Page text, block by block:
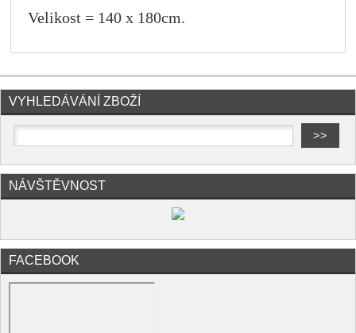
Velikost = 140 x 180cm.
VYHLEDÁVÁNÍ ZBOŽÍ
NÁVŠTĚVNOST
FACEBOOK